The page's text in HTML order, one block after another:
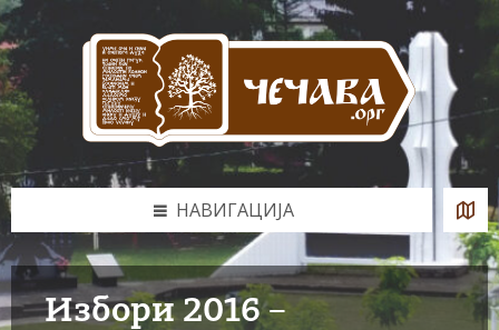
Skip
to
content
Skip
to
left
sidebar
Skip
to
footer
НАВИГАЦИЈА
Избори 2016 –